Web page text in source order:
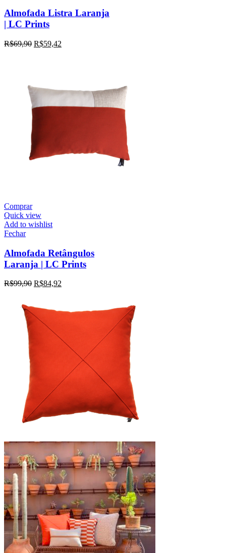
Almofada Listra Laranja
| LC Prints
R$69,90 R$59,42
Comprar
Quick view
Add to wishlist
Fechar
Almofada Retângulos
Laranja | LC Prints
R$99,90 R$84,92